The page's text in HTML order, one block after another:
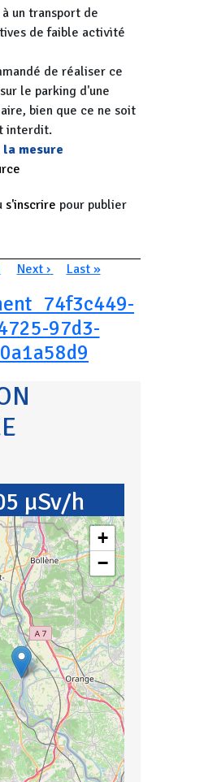
un transport de
de faible activité
de réaliser ce
le parking d'une
bien que ce ne soit
interdit.
mesure
s'inscrire pour publier
Page suivante
Next › Dernière page
Last »
97d3-
µSv/h
+
−